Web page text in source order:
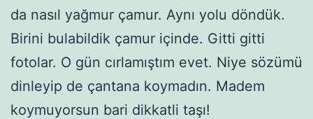
da nasıl yağmur çamur. Aynı yolu döndük.
Birini bulabildik çamur içinde. Gitti gitti
fotolar. O gün cırlamıştım evet. Niye sözümü
dinleyip de çantana koymadın. Madem
koymuyorsun bari dikkatli taşı!